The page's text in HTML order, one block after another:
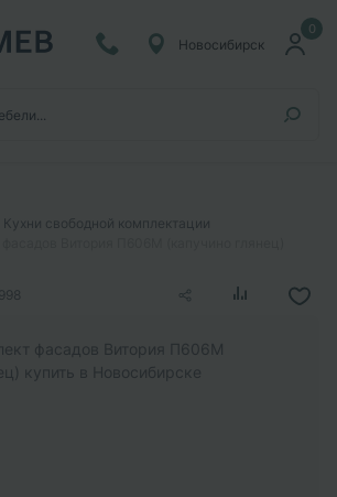
0
Новосибирск
Кухни свободной комплектации